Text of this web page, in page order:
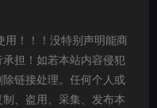
！！！没特别声明能商
担！如若本站内容侵犯
链接处理。任何个人或
、盗用、采集、发布本